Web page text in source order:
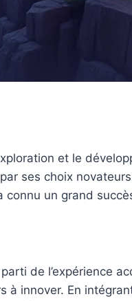
et le
ses choix
connu un grand
de l’expérience
à innover. En